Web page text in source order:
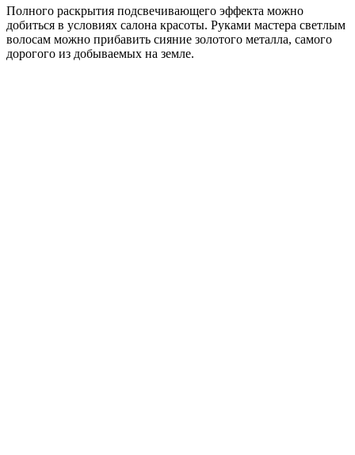
Полного раскрытия подсвечивающего эффекта можно
добиться в условиях салона красоты. Руками мастера светлым
волосам можно прибавить сияние золотого металла, самого
дорогого из добываемых на земле.